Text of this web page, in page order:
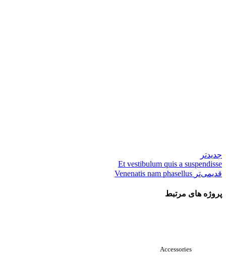
جدیدتر
Et vestibulum quis a suspendisse
قدیمی‌تر Venenatis nam phasellus
پروژه های مرتبط
Accessories